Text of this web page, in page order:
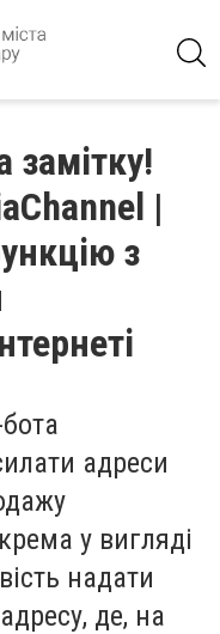
|
з
адреси
у вигляді
надати
де, на